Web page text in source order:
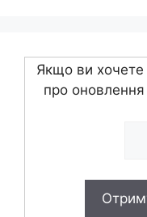
Якщо ви хочете
про